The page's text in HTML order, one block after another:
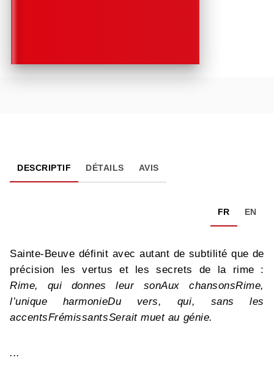
DESCRIPTIF DÉTAILS AVIS
FR EN
Sainte-Beuve définit avec autant de subtilité que de
précision les vertus et les secrets de la rime :
Rime, qui donnes leur sonAux chansonsRime,
l’unique harmonieDu vers, qui, sans les
accentsFrémissantsSerait muet au génie.
...